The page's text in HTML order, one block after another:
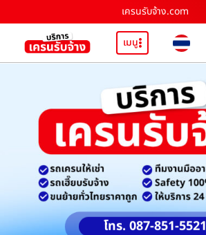
เครนรับจ้าง.com
เมนู
โทร. 087-851-5521